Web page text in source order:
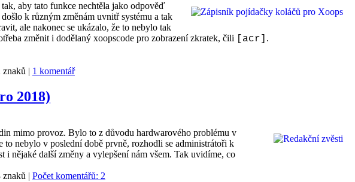
aby tato funkce nechtěla jako odpověď
k různým změnám uvnitř systému a tak
ale nakonec se ukázalo, že to nebylo tak
změnit i dodělaný xoopscode pro zobrazení zkratek, čili [acr] .
znaků | 1 komentář
2018)
mimo provoz. Bylo to z důvodu hardwarového problému v
nebylo v poslední době prvně, rozhodli se administrátoři k
nějaké další změny a vylepšení nám všem. Tak uvidíme, co
znaků | Počet komentářů: 2